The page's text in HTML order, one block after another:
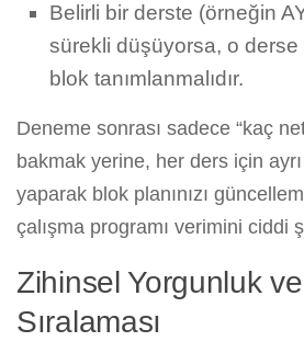
Belirli bir derste (örneğin
sürekli düşüyorsa, o derse
blok tanımlanmalıdır.
Deneme sonrası sadece “kaç
bakmak yerine, her ders için
yaparak blok planınızı
çalışma programı verimini ciddi
Zihinsel Yorgunluk
Sıralaması